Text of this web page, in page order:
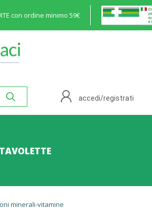
con ordine minimo 59€
accedi/registrati
minerali-vitamine